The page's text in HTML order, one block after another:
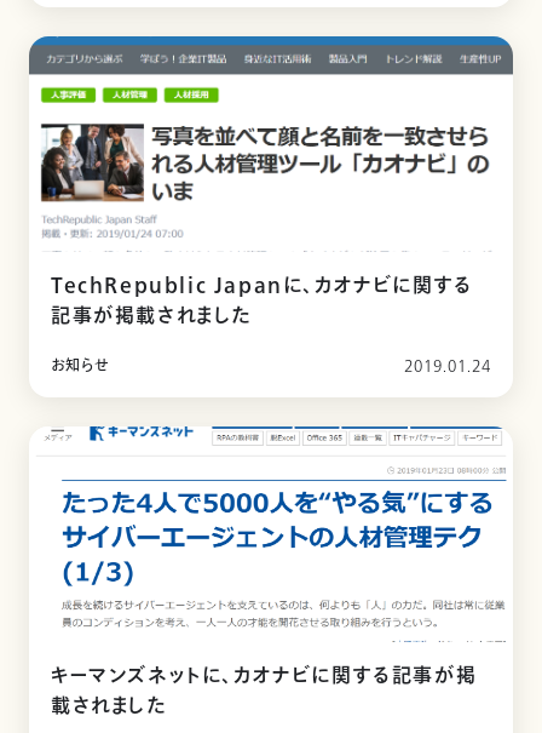
TechRepublic Japanに、カオナビに関する
記事が掲載されました
お知らせ 2019.01.24
キーマンズネットに、カオナビに関する記事が掲
載されました